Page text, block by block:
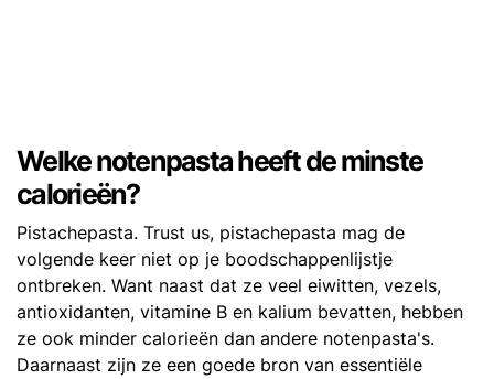
Welke notenpasta heeft de minste
calorieën?
Pistachepasta. Trust us, pistachepasta mag de
volgende keer niet op je boodschappenlijstje
ontbreken. Want naast dat ze veel eiwitten, vezels,
antioxidanten, vitamine B en kalium bevatten, hebben
ze ook minder calorieën dan andere notenpasta's.
Daarnaast zijn ze een goede bron van essentiële